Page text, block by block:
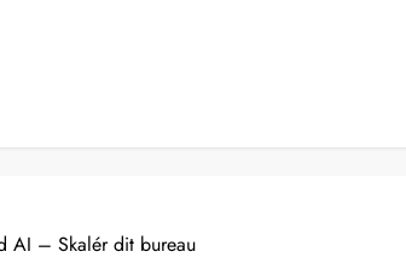
AI – Skalér dit bureau